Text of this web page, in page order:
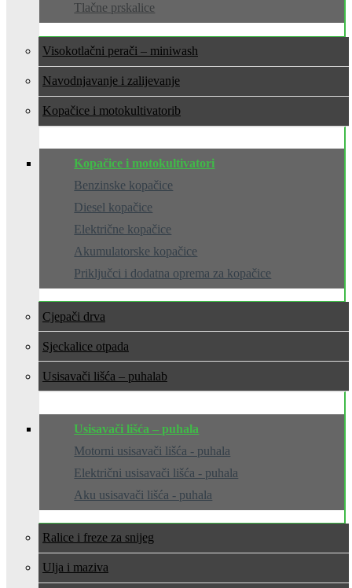
Tlačne prskalice
Visokotlačni perači – miniwash
Navodnjavanje i zalijevanje
Kopačice i motokultivatori
Kopačice i motokultivatori
Benzinske kopačice
Diesel kopačice
Električne kopačice
Akumulatorske kopačice
Priključci i dodatna oprema za kopačice
Cjepači drva
Sjeckalice otpada
Usisavači lišća – puhala
Usisavači lišća – puhala
Motorni usisavači lišća - puhala
Električni usisavači lišća - puhala
Aku usisavači lišća - puhala
Ralice i freze za snijeg
Ulja i maziva